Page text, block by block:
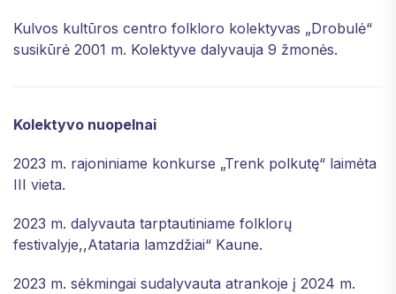
Kulvos kultūros centro folkloro kolektyvas „Drobulė“
susikūrė 2001 m. Kolektyve dalyvauja 9 žmonės.
Kolektyvo nuopelnai
2023 m. rajoniniame konkurse „Trenk polkutę“ laimėta
III vieta.
2023 m. dalyvauta tarptautiniame folklorų
festivalyje,,Atataria lamzdžiai“ Kaune.
2023 m. sėkmingai sudalyvauta atrankoje į 2024 m.